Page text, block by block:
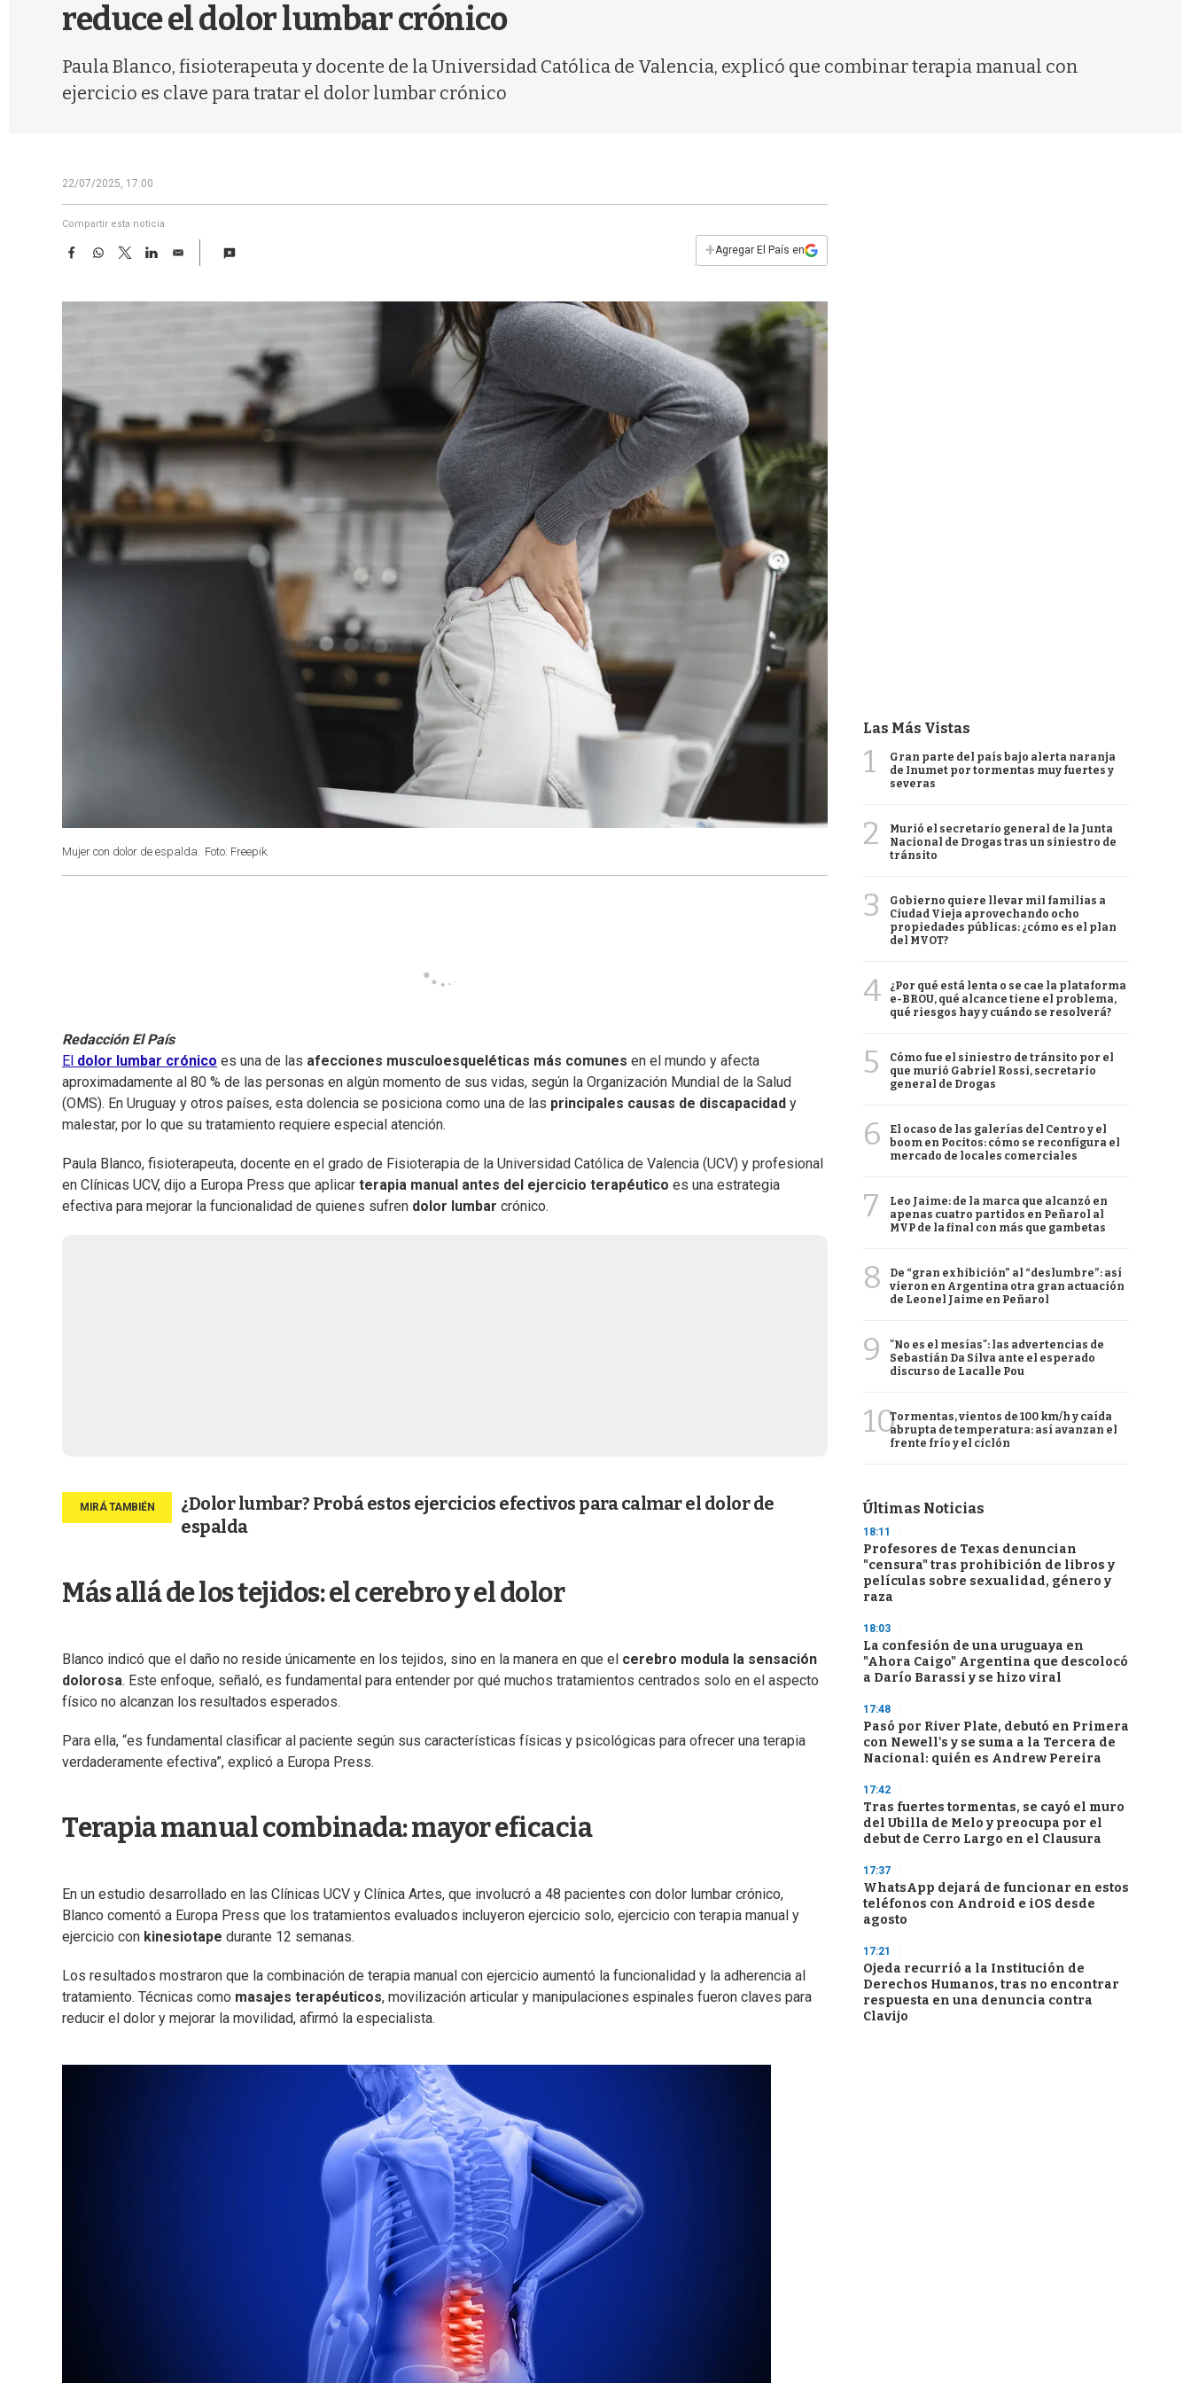
reduce el dolor lumbar crónico
Paula Blanco, fisioterapeuta y docente de la Universidad Católica de Valencia, explicó que combinar terapia manual con
ejercicio es clave para tratar el dolor lumbar crónico
22/07/2025, 17:00
Compartir esta noticia
F
e
W
t
T
w
t
L
k
E
i
+Agregar El País en
Mujer con dolor de espalda. Foto: Freepik.
Redacción El País
El dolor lumbar crónico es una de las afecciones musculoesqueléticas más comunes en el mundo y afecta
aproximadamente al 80 % de las personas en algún momento de sus vidas, según la Organización Mundial de la Salud
(OMS). En Uruguay y otros países, esta dolencia se posiciona como una de las principales causas de discapacidad y
malestar, por lo que su tratamiento requiere especial atención.
Paula Blanco, fisioterapeuta, docente en el grado de Fisioterapia de la Universidad Católica de Valencia (UCV) y profesional
en Clínicas UCV, dijo a Europa Press que aplicar terapia manual antes del ejercicio terapéutico es una estrategia
efectiva para mejorar la funcionalidad de quienes sufren dolor lumbar crónico.
¿Dolor lumbar? Probá estos ejercicios efectivos para calmar el dolor de
espalda
Más allá de los tejidos: el cerebro y el dolor
Blanco indicó que el daño no reside únicamente en los tejidos, sino en la manera en que el cerebro modula la sensación
dolorosa. Este enfoque, señaló, es fundamental para entender por qué muchos tratamientos centrados solo en el aspecto
físico no alcanzan los resultados esperados.
Para ella, “es fundamental clasificar al paciente según sus características físicas y psicológicas para ofrecer una terapia
verdaderamente efectiva”, explicó a Europa Press.
Terapia manual combinada: mayor eficacia
En un estudio desarrollado en las Clínicas UCV y Clínica Artes, que involucró a 48 pacientes con dolor lumbar crónico,
Blanco comentó a Europa Press que los tratamientos evaluados incluyeron ejercicio solo, ejercicio con terapia manual y
ejercicio con kinesiotape durante 12 semanas.
Los resultados mostraron que la combinación de terapia manual con ejercicio aumentó la funcionalidad y la adherencia al
tratamiento. Técnicas como masajes terapéuticos, movilización articular y manipulaciones espinales fueron claves para
reducir el dolor y mejorar la movilidad, afirmó la especialista.
Las Más Vistas
1
Gran parte del país bajo alerta naranja
de Inumet por tormentas muy fuertes y
severas
2
Murió el secretario general de la Junta
Nacional de Drogas tras un siniestro de
tránsito
3
Gobierno quiere llevar mil familias a
Ciudad Vieja aprovechando ocho
propiedades públicas: ¿cómo es el plan
del MVOT?
4
¿Por qué está lenta o se cae la plataforma
e-BROU, qué alcance tiene el problema,
qué riesgos hay y cuándo se resolverá?
5
Cómo fue el siniestro de tránsito por el
que murió Gabriel Rossi, secretario
general de Drogas
6
El ocaso de las galerías del Centro y el
boom en Pocitos: cómo se reconfigura el
mercado de locales comerciales
7
Leo Jaime: de la marca que alcanzó en
apenas cuatro partidos en Peñarol al
MVP de la final con más que gambetas
8
De “gran exhibición” al “deslumbre”: así
vieron en Argentina otra gran actuación
de Leonel Jaime en Peñarol
9
"No es el mesías": las advertencias de
Sebastián Da Silva ante el esperado
discurso de Lacalle Pou
10Tormentas, vientos de 100 km/h y caída
abrupta de temperatura: así avanzan el
frente frío y el ciclón
Últimas Noticias
18:11
Profesores de Texas denuncian
"censura" tras prohibición de libros y
películas sobre sexualidad, género y
raza
18:03
La confesión de una uruguaya en
"Ahora Caigo" Argentina que descolocó
a Darío Barassi y se hizo viral
17:48
Pasó por River Plate, debutó en Primera
con Newell's y se suma a la Tercera de
Nacional: quién es Andrew Pereira
17:42
Tras fuertes tormentas, se cayó el muro
del Ubilla de Melo y preocupa por el
debut de Cerro Largo en el Clausura
17:37
WhatsApp dejará de funcionar en estos
teléfonos con Android e iOS desde
agosto
17:21
Ojeda recurrió a la Institución de
Derechos Humanos, tras no encontrar
respuesta en una denuncia contra
Clavijo